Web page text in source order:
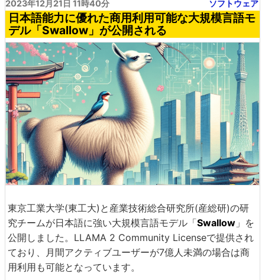
2023年12月21日 11時40分 ソフトウェア
日本語能力に優れた商用利用可能な大規模言語モ
デル「Swallow」が公開される
東京工業大学(東工大)と産業技術総合研究所(産総研)の研
究チームが日本語に強い大規模言語モデル「Swallow 」を
公開しました。LLAMA 2 Community Licenseで提供され
ており、月間アクティブユーザーが7億人未満の場合は商
用利用も可能となっています。